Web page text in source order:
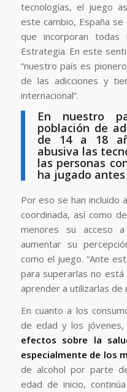
tecnologías, el juego
este cambio, España
que incorporan todas
Estrategia. En este
“nuestro país es
de las adicciones y
internacional”.
En nuestro
población de
de 14 a 18
abusiva las
las personas
ha jugado antes
Por eso se han incluido
coordinada, así como
menores su acceso
aumentar su
como el juego. “Ante
para superarlas no
aprender a utilizarlas de
En cuanto a los
de edad y los jóvenes,
efectos sobre la
especialmente de los
de alcohol por parte
edad de inicio,